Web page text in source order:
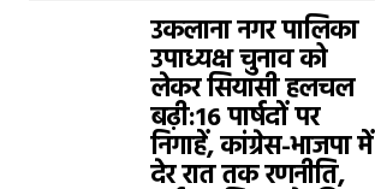
उकलाना नगर पालिका
उपाध्यक्ष चुनाव को
लेकर सियासी हलचल
बढ़ी:16 पार्षदों पर
निगाहें, कांग्रेस-भाजपा में
देर रात तक रणनीति,